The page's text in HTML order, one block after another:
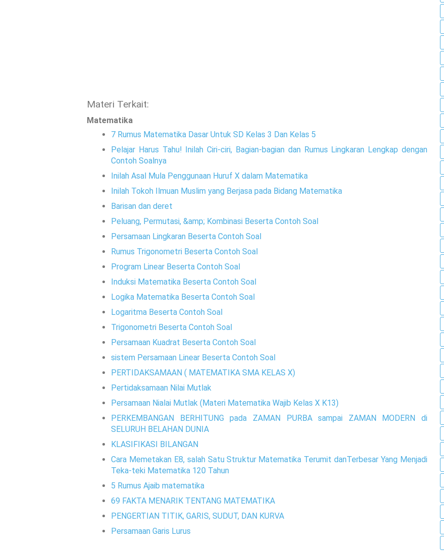
Materi Terkait:
Matematika
7 Rumus Matematika Dasar Untuk SD Kelas 3 Dan Kelas 5
Pelajar Harus Tahu! Inilah Ciri-ciri, Bagian-bagian dan Rumus Lingkaran Lengkap dengan
Contoh Soalnya
Inilah Asal Mula Penggunaan Huruf X dalam Matematika
Inilah Tokoh Ilmuan Muslim yang Berjasa pada Bidang Matematika
Barisan dan deret
Peluang, Permutasi, &amp; Kombinasi Beserta Contoh Soal
Persamaan Lingkaran Beserta Contoh Soal
Rumus Trigonometri Beserta Contoh Soal
Program Linear Beserta Contoh Soal
Induksi Matematika Beserta Contoh Soal
Logika Matematika Beserta Contoh Soal
Logaritma Beserta Contoh Soal
Trigonometri Beserta Contoh Soal
Persamaan Kuadrat Beserta Contoh Soal
sistem Persamaan Linear Beserta Contoh Soal
PERTIDAKSAMAAN ( MATEMATIKA SMA KELAS X)
Pertidaksamaan Nilai Mutlak
Persamaan Nialai Mutlak (Materi Matematika Wajib Kelas X K13)
PERKEMBANGAN BERHITUNG pada ZAMAN PURBA sampai ZAMAN MODERN di
SELURUH BELAHAN DUNIA
KLASIFIKASI BILANGAN
Cara Memetakan E8, salah Satu Struktur Matematika Terumit danTerbesar Yang Menjadi
Teka-teki Matematika 120 Tahun
5 Rumus Ajaib matematika
69 FAKTA MENARIK TENTANG MATEMATIKA
PENGERTIAN TITIK, GARIS, SUDUT, DAN KURVA
Persamaan Garis Lurus